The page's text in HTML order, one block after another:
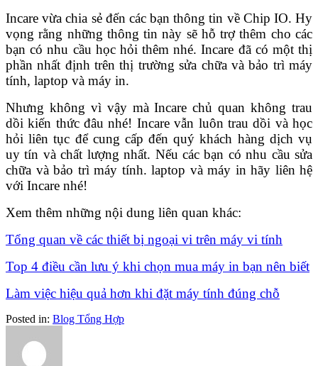
Incare vừa chia sẻ đến các bạn thông tin về Chip IO. Hy
vọng rằng những thông tin này sẽ hỗ trợ thêm cho các
bạn có nhu cầu học hỏi thêm nhé. Incare đã có một thị
phần nhất định trên thị trường sửa chữa và bảo trì máy
tính, laptop và máy in.
Nhưng không vì vậy mà Incare chủ quan không trau
dồi kiến thức đâu nhé! Incare vẫn luôn trau dồi và học
hỏi liên tục để cung cấp đến quý khách hàng dịch vụ
uy tín và chất lượng nhất. Nếu các bạn có nhu cầu sửa
chữa và bảo trì máy tính. laptop và máy in hãy liên hệ
với Incare nhé!
Xem thêm những nội dung liên quan khác:
Tổng quan về các thiết bị ngoại vi trên máy vi tính
Top 4 điều cần lưu ý khi chọn mua máy in bạn nên biết
Làm việc hiệu quả hơn khi đặt máy tính đúng chỗ
Posted in: Blog Tổng Hợp